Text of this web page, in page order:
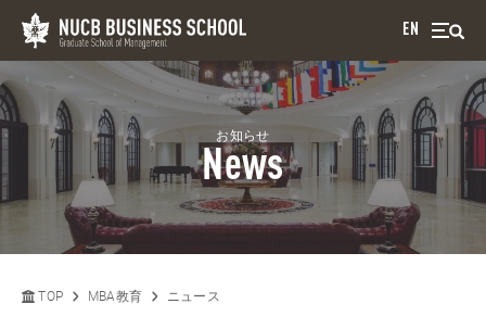
EN
お知らせ
News
TOP MBA教育 ニュース